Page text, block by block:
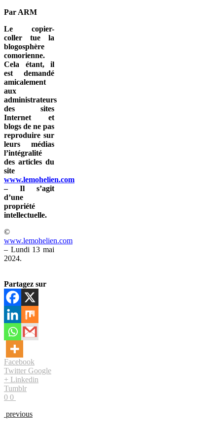
Par ARM
Le copier-
coller tue la
blogosphère
comorienne.
Cela étant, il
est demandé
amicalement
aux
administrateurs
des sites
Internet et
blogs de ne pas
reproduire sur
leurs médias
l’intégralité
des articles du
site
www.lemohelien.com
– Il s’agit
d’une
propriété
intellectuelle.
©
www.lemohelien.com
– Lundi 13 mai
2024.
Partagez sur
Facebook
Twitter Google
+ Linkedin
Tumblr
0 0
previous